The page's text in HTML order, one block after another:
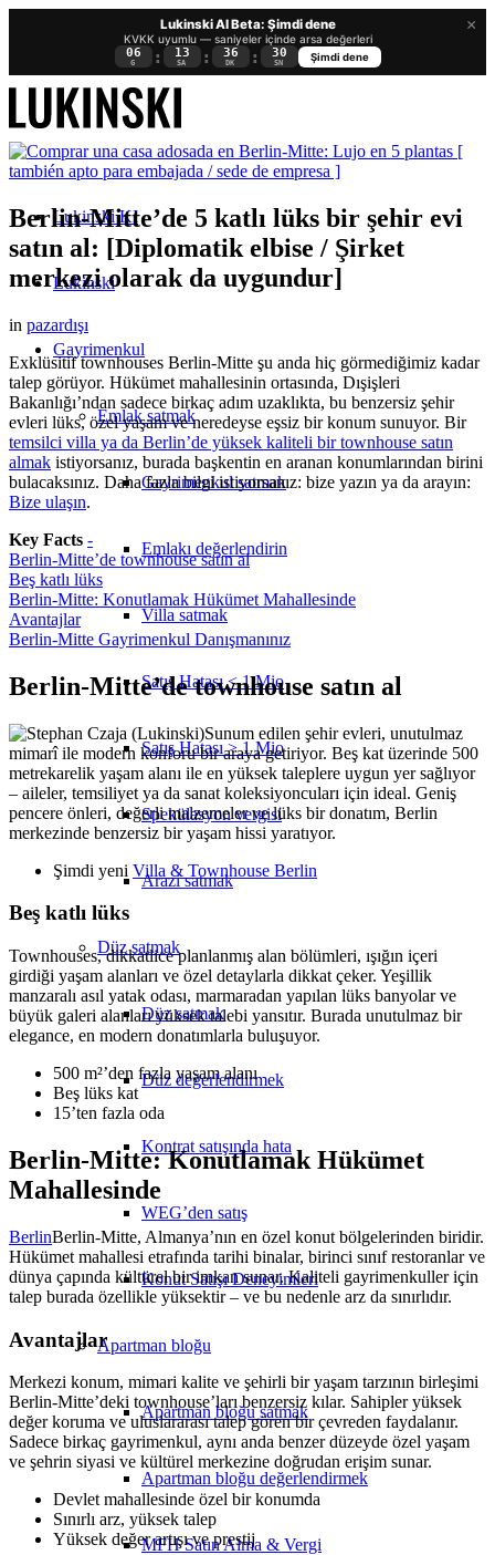
×
Lukinski AI Beta: Şimdi dene
KVKK uyumlu — saniyeler içinde arsa değerleri
06
G : 13
SA : 36
DK : 29
SN
Şimdi dene
Lukinski KI
Lukinski
Gayrimenkul
Emlak satmak
Gayrimenkul satmak
Emlakı değerlendirin
Villa satmak
Satış Hatası < 1 Mio
Satış Hatası > 1 Mio
Spekülasyon vergisi
Arazi satmak
Düzsatmak
Düz satmak
Düz değerlendirmek
Kontrat satışında hata
WEG’den satış
Konut Satışı Deneyimleri
Apartman bloğu
Apartman bloğu satmak
Apartman bloğu değerlendirmek
MFH Satın Alma & Vergi
Berlin-Mitte’de 5 katlı lüks bir şehir evi
satın al: [Diplomatik elbise / Şirket
merkezi olarak da uygundur]
in pazardışı
Exklüsitif townhouses Berlin-Mitte şu anda hiç görmediğimiz kadar
talep görüyor. Hükümet mahallesinin ortasında, Dışişleri
Bakanlığı’ndan sadece birkaç adım uzaklıkta, bu benzersiz şehir
evleri lüks, özel yaşam ve neredeyse eşsiz bir konum sunuyor. Bir
temsilci villa ya da Berlin’de yüksek kaliteli bir townhouse satın
almak istiyorsanız, burada başkentin en aranan konumlarından birini
bulacaksınız. Daha fazla bilgi istiyorsanız: bize yazın ya da arayın:
Bize ulaşın.
Key Facts -
Berlin-Mitte’de townhouse satın al
Beş katlı lüks
Berlin-Mitte: Konutlamak Hükümet Mahallesinde
Avantajlar
Berlin-Mitte Gayrimenkul Danışmanınız
Berlin-Mitte’de townhouse satın al
Sunum edilen şehir evleri, unutulmaz
mimarî ile modern konforu bir araya getiriyor. Beş kat üzerinde 500
metrekarelik yaşam alanı ile en yüksek taleplere uygun yer sağlıyor
– aileler, temsiliyet ya da sanat koleksiyoncuları için ideal. Geniş
pencere önleri, değerli malzemeler ve lüks bir donatım, Berlin
merkezinde benzersiz bir yaşam hissi yaratıyor.
Şimdi yeni Villa & Townhouse Berlin
Beş katlı lüks
Townhouses, dikkatlice planlanmış alan bölümleri, ışığın içeri
girdiği yaşam alanları ve özel detaylarla dikkat çeker. Yeşillik
manzaralı asıl yatak odası, marmaradan yapılan lüks banyolar ve
büyük galeri alanları yüksek talebi yansıtır. Burada unutulmaz bir
elegance, en modern donatımlarla buluşuyor.
500 m²’den fazla yaşam alanı
Beş lüks kat
15’ten fazla oda
Berlin-Mitte: Konutlamak Hükümet
Mahallesinde
BerlinBerlin-Mitte, Almanya’nın en özel konut bölgelerinden biridir.
Hükümet mahallesi etrafında tarihi binalar, birinci sınıf restoranlar ve
dünya çapında kültürel bir imkan sunar. Kaliteli gayrimenkuller için
talep burada özellikle yüksektir – ve bu nedenle arz da sınırlıdır.
Avantajlar
Merkezi konum, mimari kalite ve şehirli bir yaşam tarzının birleşimi
Berlin-Mitte’deki townhouse’ları benzersiz kılar. Sahipler yüksek
değer koruma ve uluslararası talep gören bir çevreden faydalanır.
Sadece birkaç gayrimenkul, aynı anda benzer düzeyde özel yaşam
ve şehrin siyasi ve kültürel merkezine doğrudan erişim sunar.
Devlet mahallesinde özel bir konumda
Sınırlı arz, yüksek talep
Yüksek değer artışı ve prestij